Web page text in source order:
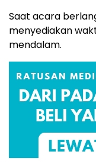
Saat acara
menyediakan
mendalam.